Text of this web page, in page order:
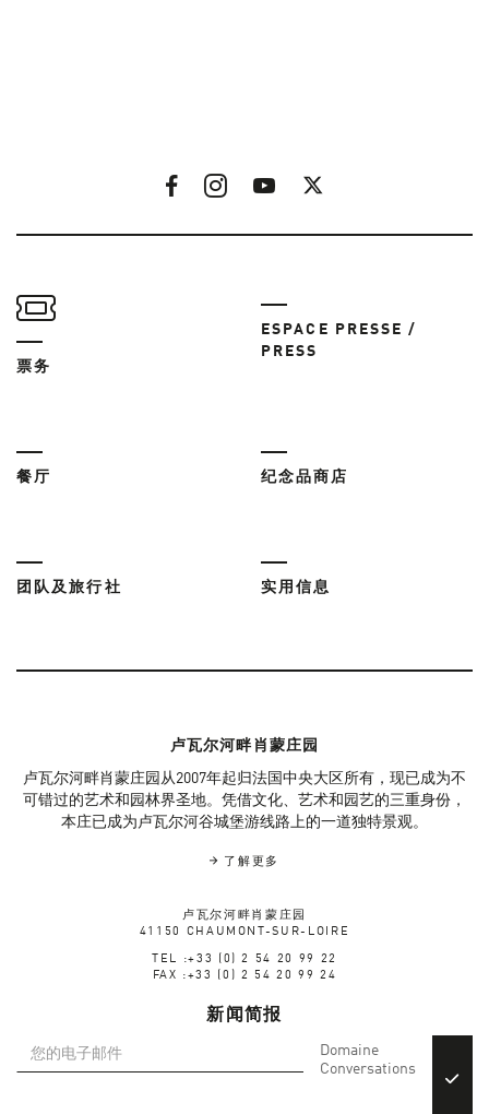
票务
ESPACE PRESSE /
PRESS
餐厅 纪念品商店
团队及旅行社 实用信息
卢瓦尔河畔肖蒙庄园
卢瓦尔河畔肖蒙庄园从2007年起归法国中央大区所有，现已成为不
可错过的艺术和园林界圣地。凭借文化、艺术和园艺的三重身份，
本庄已成为卢瓦尔河谷城堡游线路上的一道独特景观。
了解更多
卢瓦尔河畔肖蒙庄园
41150 CHAUMONT-SUR-LOIRE
TEL :+33 (0) 2 54 20 99 22
FAX :+33 (0) 2 54 20 99 24
新闻简报